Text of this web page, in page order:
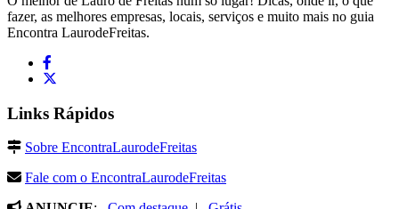
fazer, as melhores empresas, locais, serviços e muito mais no guia
Encontra LaurodeFreitas.
Links Rápidos
Sobre EncontraLaurodeFreitas
Fale com o EncontraLaurodeFreitas